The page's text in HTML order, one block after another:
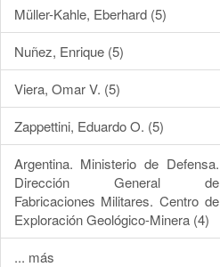
Müller-Kahle, Eberhard (5)
Nuñez, Enrique (5)
Viera, Omar V. (5)
Zappettini, Eduardo O. (5)
Argentina. Ministerio de Defensa.
Dirección General de
Fabricaciones Militares. Centro de
Exploración Geológico-Minera (4)
... más